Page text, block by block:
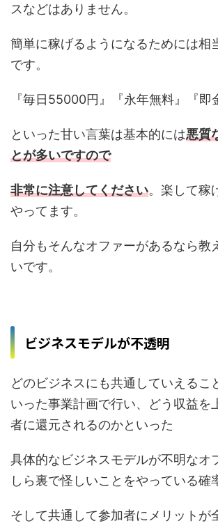
スなどはありません。
簡単に稼げるようになるためには相
です。
『毎日55000円』『永年無料』『即
といった甘い言葉は基本的には悪質
とが多いですので
非常に注意してください。楽して稼
やってます。
自分もそんなオファーがあるなら教
いです。
ビジネスモデルが不透明
どのビジネスにも共通していえるこ
いった事業計画で行い、どう収益を
者に還元されるのかといった
具体的なビジネスモデルが不明なオ
しら裏で怪しいことをやっている確
そして共通して参加者にメリットが